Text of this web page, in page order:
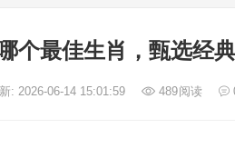
个最佳生肖，甄选经
: 2026-06-14 15:01:59 489阅读